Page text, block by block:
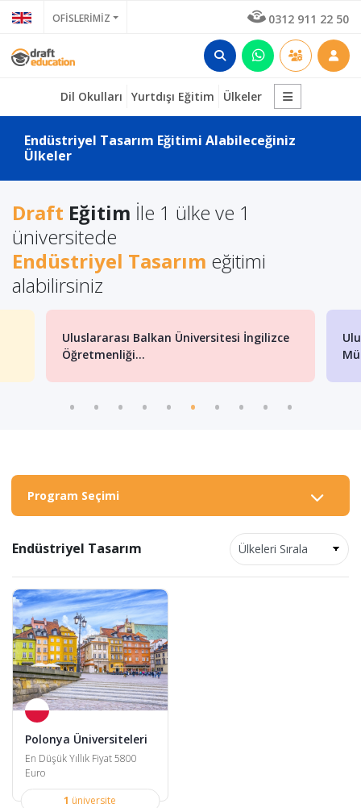
OFİSLERİMİZ 0312 911 22 50
Dil Okulları Yurtdışı Eğitim Ülkeler
Endüstriyel Tasarım Eğitimi Alabileceğiniz
Ülkeler
Draft Eğitim İle 1 ülke ve 1
üniversitede
Endüstriyel Tasarım eğitimi
alabilirsiniz
Uluslararası Balkan Üniversitesi İngilizce
Öğretmenliği...
Program Seçimi
Endüstriyel Tasarım
Polonya Üniversiteleri
En Düşük Yıllık Fiyat 5800
Euro
1 üniversite